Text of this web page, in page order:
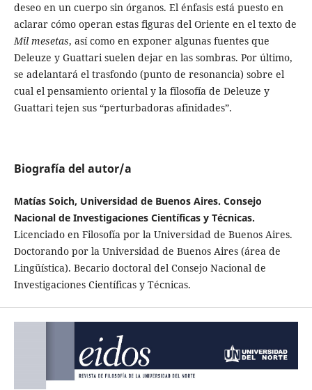
deseo en un cuerpo sin órganos. El énfasis está puesto en
aclarar cómo operan estas figuras del Oriente en el texto de
Mil mesetas, así como en exponer algunas fuentes que
Deleuze y Guattari suelen dejar en las sombras. Por último,
se adelantará el trasfondo (punto de resonancia) sobre el
cual el pensamiento oriental y la filosofía de Deleuze y
Guattari tejen sus “perturbadoras afinidades”.
Biografía del autor/a
Matías Soich, Universidad de Buenos Aires. Consejo
Nacional de Investigaciones Científicas y Técnicas.
Licenciado en Filosofía por la Universidad de Buenos Aires.
Doctorando por la Universidad de Buenos Aires (área de
Lingüística). Becario doctoral del Consejo Nacional de
Investigaciones Científicas y Técnicas.